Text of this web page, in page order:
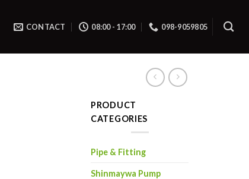
CONTACT 08:00 - 17:00 098-9059805
PRODUCT
CATEGORIES
Pipe & Fitting
Shinmaywa Pump